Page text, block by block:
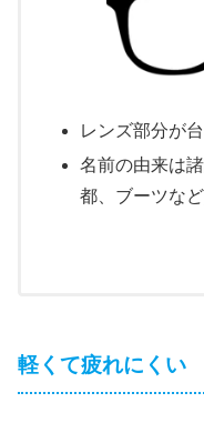
レンズ部分が
名前の由来は
都、ブーツな
軽くて疲れにくい